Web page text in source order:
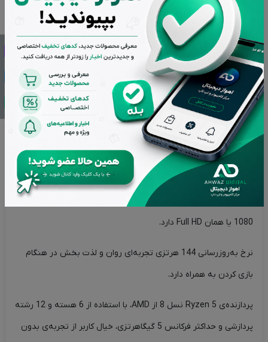
البته بازی کردن را برطرف کند.
لپ‌تاپ Victus Gaming 15 به عنوان یکی از گزینه‌های میان رده‌ی
این سری معرفی شده که ضمن برخورداری از سخت‌افزار به‌روز و
قدرتمند، قیمت مناسبی دارد.
وزن 2.3 کیلوگرمی و ابعاد 15.6 اینچی با توجه به سخت‌افزار استفاده
شده قابل قبول است و در زمان جابجایی چندان مشکل ساز نخواهد
صفحه‌نمایش از پنل با کیفیت IPS استفاده می‌کند و وضوح 1920 در
1080 یا همان Full HD دارد.
نرخ به‌روزرسانی 144 هرتزی تجربه‌ای روان و لذت بخش در هنگام
بازی‌ کردن به همراه دارد.
پردازنده‌ی Ryzen 5 نسل 8 از AMD، با استفاده از 6 هسته و 12 رشته
پردازشی و حداکثر فرکانس 5 گیگاهرتزی، خیال کاربر از تجربه‌ی بدون